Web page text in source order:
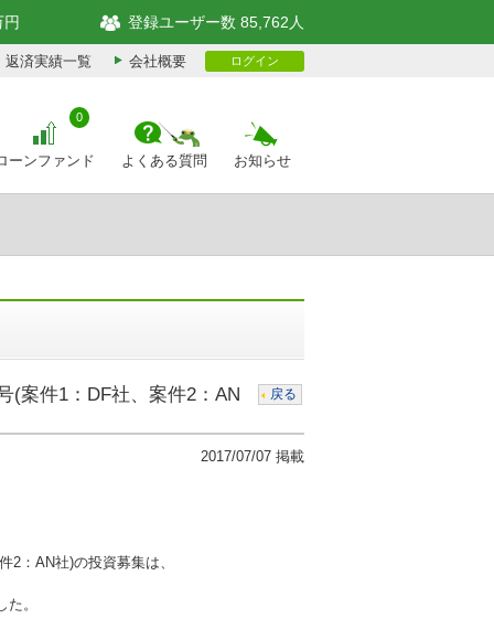
円 登録ユーザー数 85,762人
返済実績一覧 会社概要 ログイン
ーンファンド
0
よくある質問 お知らせ
(案件1：DF社、案件2：AN 戻る
2017/07/07 掲載
2：AN社)の投資募集は、
。